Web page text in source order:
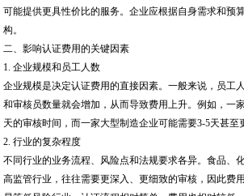
可能提供更具性价比的服务。企业应根据自身需求和预
构。
二、影响认证费用的关键因素
1. 企业规模和员工人数
企业规模是决定认证费用的直接因素。一般来说，员工
和审核员数量就会增加，从而导致费用上升。例如，一
天的审核时间，而一家大型制造企业可能需要3-5天甚至
2. 行业的复杂程度
不同行业的业务流程、风险点和法规要求各异。食品、
高监管行业，往往需要更深入、更细致的审核，因此费